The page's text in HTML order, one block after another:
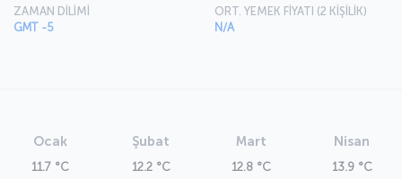
ZAMAN DİLİMİ
GMT -5
ORT. YEMEK FİYATI (2 KİŞİLİK)
N/A
Ocak
11.7 °C
Şubat
12.2 °C
Mart
12.8 °C
Nisan
13.9 °C